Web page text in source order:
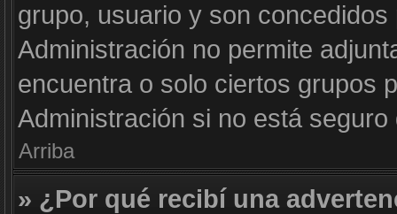
grupo, usuario y son
Administración no permite
encuentra o solo ciertos grupos
Administración si no está
Arriba
» ¿Por qué recibí una